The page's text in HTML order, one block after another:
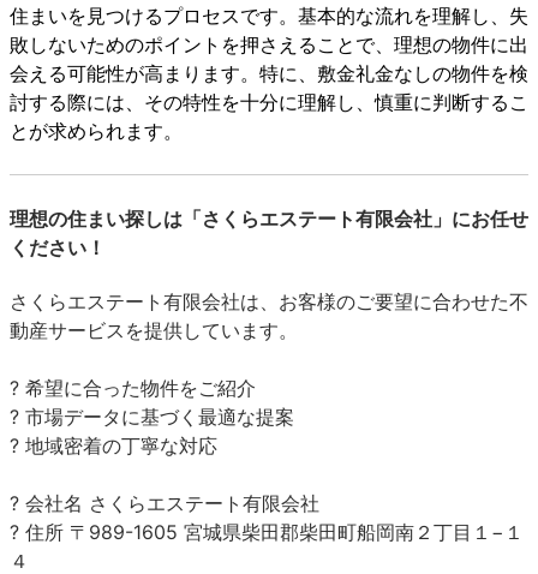
住まいを見つけるプロセスです。基本的な流れを理解し、失
敗しないためのポイントを押さえることで、理想の物件に出
会える可能性が高まります。特に、敷金礼金なしの物件を検
討する際には、その特性を十分に理解し、慎重に判断するこ
とが求められます。
理想の住まい探しは「さくらエステート有限会社」にお任せ
ください！
さくらエステート有限会社は、お客様のご要望に合わせた不
動産サービスを提供しています。
? 希望に合った物件をご紹介
? 市場データに基づく最適な提案
? 地域密着の丁寧な対応
? 会社名 さくらエステート有限会社
? 住所 〒989-1605 宮城県柴田郡柴田町船岡南２丁目１−１
４